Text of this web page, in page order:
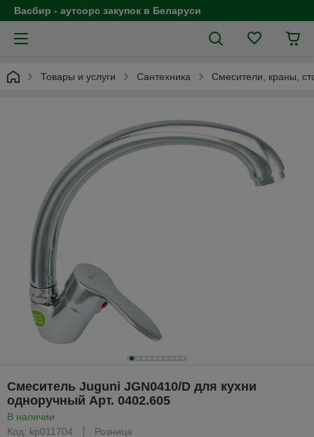
Васбир - аутсорс закупок в Беларуси
Товары и услуги Cантехника Смесители, краны,
Смеситель Juguni JGN0410/D для кухни
одноручный Арт. 0402.605
В наличии
Код: kp011704
Розница